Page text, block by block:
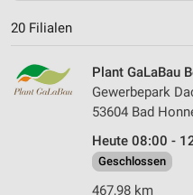
20 Filialen
Plant GaLaBau
Gewerbepark
53604 Bad
Heute 08:00 -
Geschlossen
467,98 km